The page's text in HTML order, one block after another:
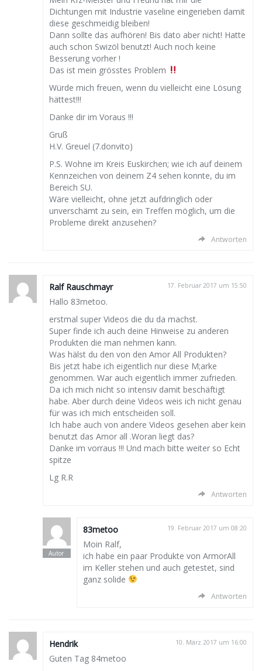
Dichtungen mit Industrie vaseline eingerieben damit
diese geschmeidig bleiben!
Dann sollte das aufhören! Bis dato aber nicht! Hatte
auch schon Swizöl benutzt! Auch noch keine
Besserung vorher !
Das ist mein grösstes Problem
Würde mich freuen, wenn du vielleicht eine Lösung
hättest!!!
Danke dir im Voraus !!!
Gruß
H.V. Greuel (7.donvito)
P.S. Wohne im Kreis Euskirchen; wie ich auf deinem
Kennzeichen von deinem Z4 sehen konnte, du im
Bereich SU.
Wäre vielleicht, ohne jetzt aufdringlich oder
unverschämt zu sein, ein Treffen möglich, um die
Probleme direkt anzusehen?
Antworten
Ralf Rauschmayr 17. Februar 2017 um 15:50
Hallo 83metoo.
erstmal super Videos die du da machst.
Super finde ich auch deine Hinweise zu anderen
Produkten die man nehmen kann.
Was hälst du den von den Amor All Produkten?
Bis jetzt habe ich eigentlich nur diese M;arke
genommen. War auch eigentlich immer zufrieden.
Da ich mich nicht so intensiv damit beschäftigt
habe. Aber durch deine Videos weis ich nicht genau
für was ich mich entscheiden soll.
Ich habe auch von andere Videos gesehen aber kein
benutzt das Amor all .Woran liegt das?
Danke im vorraus !!! Und mach bitte weiter so Echt
spitze
Lg R.R
Antworten
83metoo 19. Februar 2017 um 08:20
Moin Ralf,
ich habe ein paar Produkte von ArmorAll
im Keller stehen und auch getestet, sind
ganz solide
Antworten
Hendrik 10. März 2017 um 16:00
Guten Tag 84metoo